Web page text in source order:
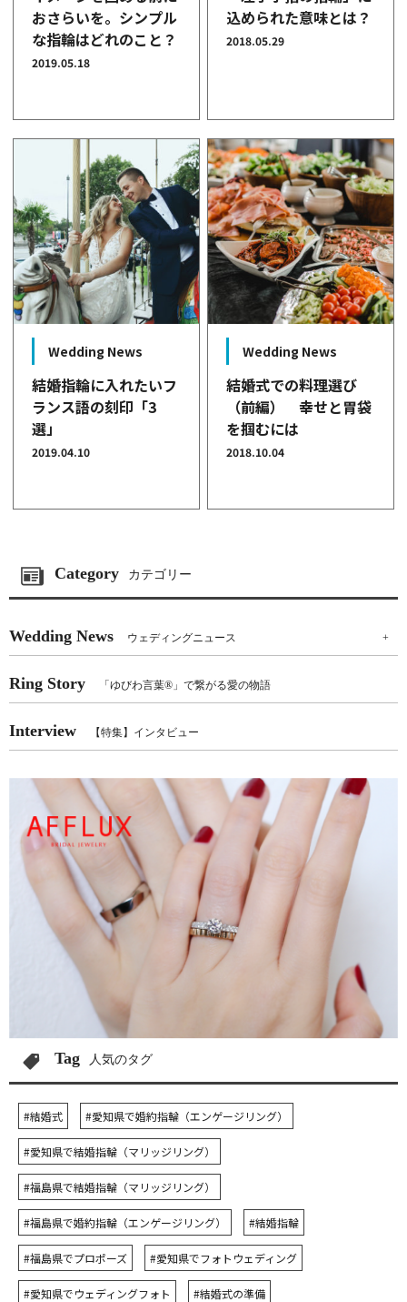
おさらいを。シンプル
な指輪はどれのこと？
2019.05.18
込められた意味とは？
2018.05.29
Wedding News
結婚指輪に入れたいフ
ランス語の刻印「3
選」
2019.04.10
Wedding News
結婚式での料理選び
（前編） 幸せと胃袋
を掴むには
2018.10.04
Category カテゴリー
Wedding News ウェディングニュース +
Ring Story 「ゆびわ言葉®」で繋がる愛の物語
Interview 【特集】インタビュー
Tag 人気のタグ
#結婚式 #愛知県で婚約指輪（エンゲージリング）
#愛知県で結婚指輪（マリッジリング）
#福島県で結婚指輪（マリッジリング）
#福島県で婚約指輪（エンゲージリング） #結婚指輪
#福島県でプロポーズ #愛知県でフォトウェディング
#愛知県でウェディングフォト #結婚式の準備